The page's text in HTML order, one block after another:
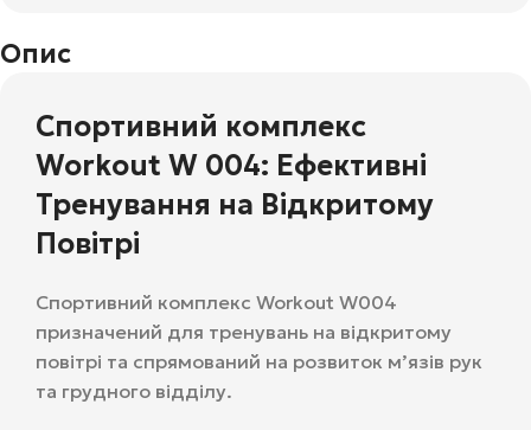
Опис
Спортивний комплекс
Workout W 004: Ефективні
Тренування на Відкритому
Повітрі
Спортивний комплекс Workout W004
призначений для тренувань на відкритому
повітрі та спрямований на розвиток м’язів рук
та грудного відділу.